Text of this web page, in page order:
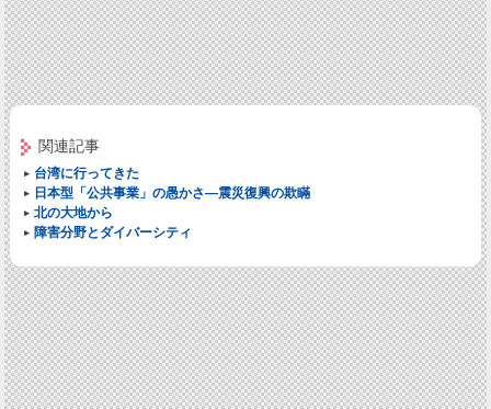
関連記事
台湾に行ってきた
日本型「公共事業」の愚かさ―震災復興の欺瞞
北の大地から
障害分野とダイバーシティ